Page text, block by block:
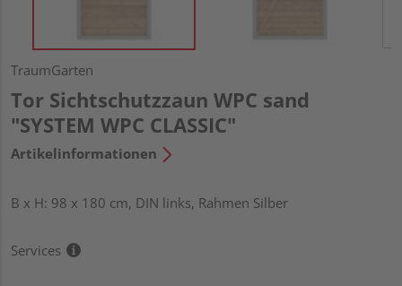
TraumGarten
Tor Sichtschutzzaun WPC sand
"SYSTEM WPC CLASSIC"
Artikelinformationen
B x H: 98 x 180 cm, DIN links, Rahmen Silber
Services